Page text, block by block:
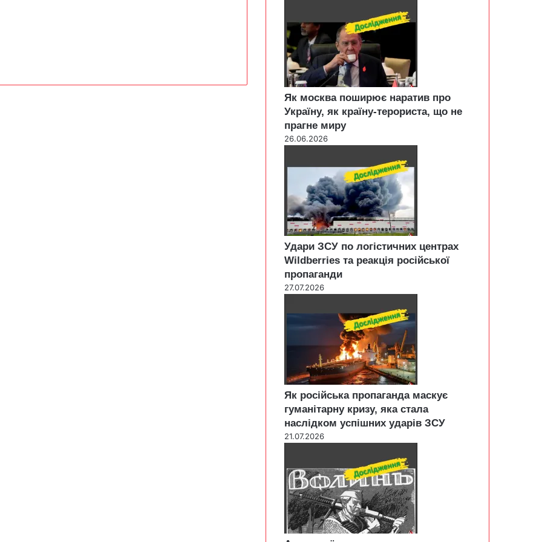
Як москва поширює наратив про
Україну, як країну-терориста, що не
прагне миру
26.06.2026
Удари ЗСУ по логістичних центрах
Wildberries та реакція російської
пропаганди
27.07.2026
Як російська пропаганда маскує
гуманітарну кризу, яка стала
наслідком успішних ударів ЗСУ
21.07.2026